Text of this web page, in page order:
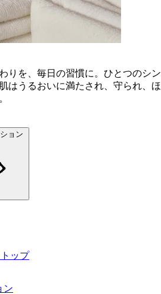
りを、毎日の習慣に。ひとつのシン
はうるおいに満たされ、守られ、ほ
ョン
ップ
ン